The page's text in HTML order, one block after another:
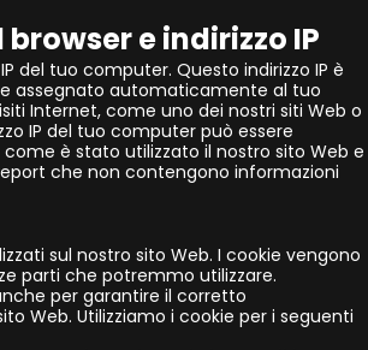
browser e indirizzo IP
del tuo computer. Questo indirizzo IP è
assegnato automaticamente al tuo
Internet, come uno dei nostri siti Web o
IP del tuo computer può essere
è stato utilizzato il nostro sito Web e
che non contengono informazioni
sul nostro sito Web. I cookie vengono
parti che potremmo utilizzare.
per garantire il corretto
Web. Utilizziamo i cookie per i seguenti